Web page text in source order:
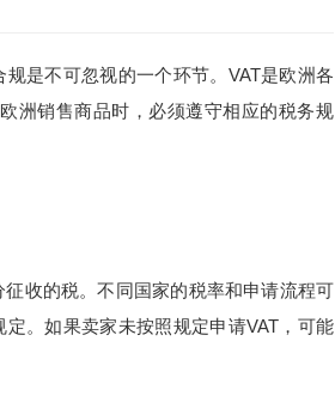
是不可忽视的一个环节。VAT是欧洲各
洲销售商品时，必须遵守相应的税务规
收的税。不同国家的税率和申请流程可
。如果卖家未按照规定申请VAT，可能